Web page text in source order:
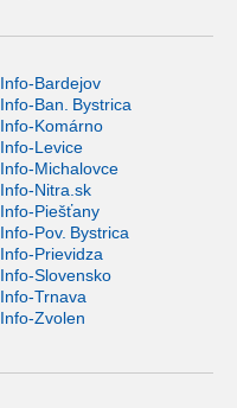
Info-Bardejov
Info-Ban. Bystrica
Info-Komárno
Info-Levice
Info-Michalovce
Info-Nitra.sk
Info-Piešťany
Info-Pov. Bystrica
Info-Prievidza
Info-Slovensko
Info-Trnava
Info-Zvolen